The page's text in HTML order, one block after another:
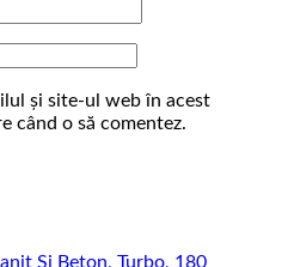
și site-ul web în acest
când o să comentez.